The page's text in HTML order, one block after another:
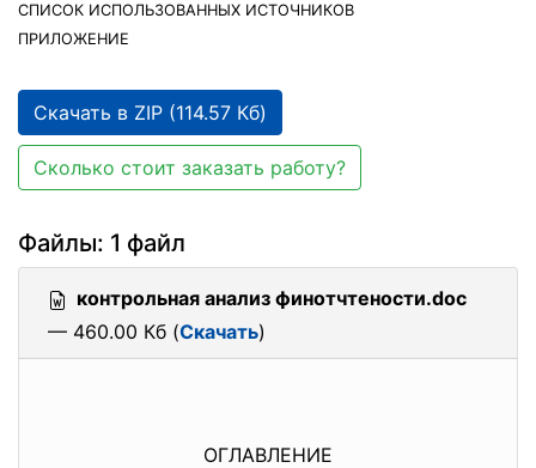
СПИСОК ИСПОЛЬЗОВАННЫХ ИСТОЧНИКОВ
ПРИЛОЖЕНИЕ
Скачать в ZIP (114.57 Кб)
Сколько стоит заказать работу?
Файлы: 1 файл
контрольная анализ финотчтености.doc
— 460.00 Кб (Скачать)
ОГЛАВЛЕНИЕ